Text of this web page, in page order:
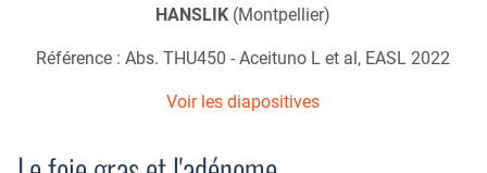
HANSLIK(Montpellier)
Référence : Abs. THU450 - Aceituno L et al, EASL 2022
Voir les diapositives